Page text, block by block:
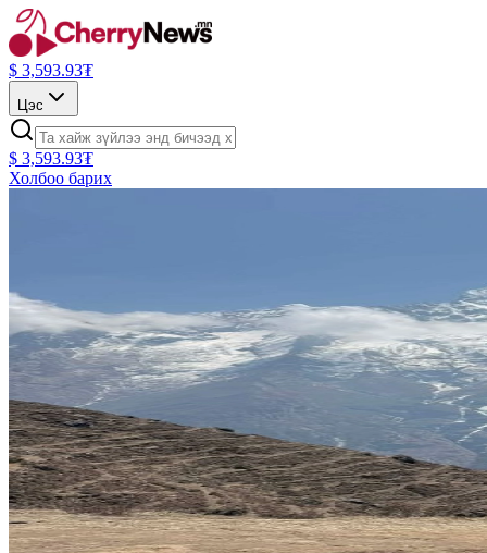
$ 3,593.93₮
Цэс
$ 3,593.93₮
Холбоо барих